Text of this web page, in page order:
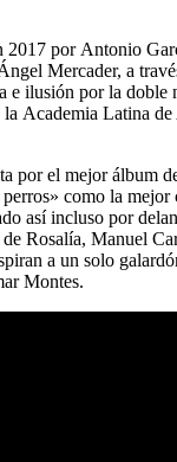
2017 por Antonio
Mercader, a
e ilusión por la doble
Academia Latina
por el mejor álbum
como la mejor
así incluso por
Rosalía, Manuel
a un solo
Montes.